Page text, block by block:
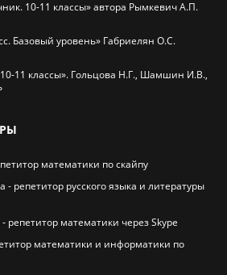
10-11 классы» автора Рымкевич А.П.
Базовый уровень» Габриелян О.С.
11 классы». Гольцова Н.Г., Шамшин И.В.,
математики по скайпу
репетитор русского языка и литературы
репетитор математики через Skype
математики и информатики по